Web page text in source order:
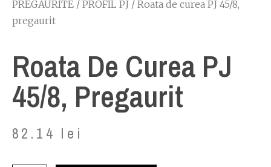
PREGAURITE / PROFIL PJ / Roata de curea PJ 45/8,
pregaurit
Roata De Curea PJ
45/8, Pregaurit
82.14 lei